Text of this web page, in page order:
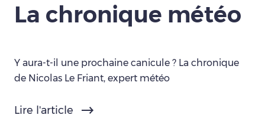
La chronique météo
Y aura-t-il une prochaine canicule ? La chronique
de Nicolas Le Friant, expert météo
Lire l'article